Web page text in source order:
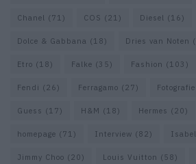
Chanel (71) COS (21) Diesel (16)
Dolce & Gabbana (18) Dries van Noten
Etro (18) Falke (35) Fashion (103)
Fendi (26) Ferragamo (27) Fotografie
Guess (17) H&M (18) Hermes (20)
homepage (71) Interview (82)
Jimmy Choo (20) Louis Vuitton (58)